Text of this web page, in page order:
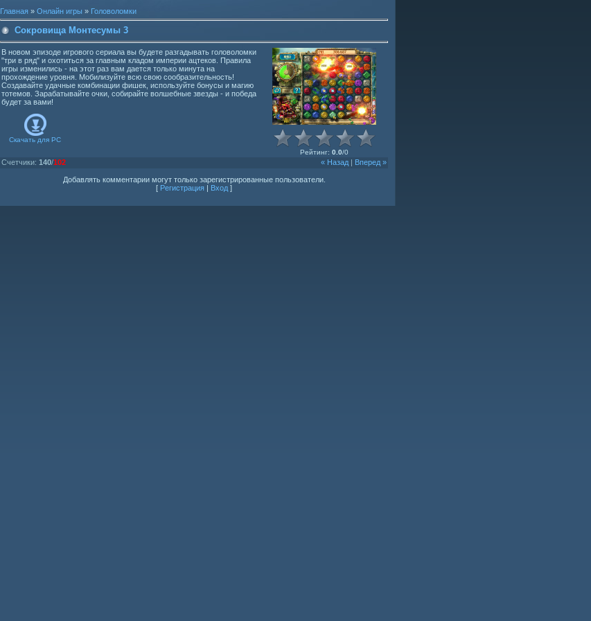
Главная » Онлайн игры » Головоломки
Сокровища Монтесумы 3
В новом эпизоде игрового сериала вы будете разгадывать головоломки
"три в ряд" и охотиться за главным кладом империи ацтеков. Правила
игры изменились - на этот раз вам дается только минута на
прохождение уровня. Мобилизуйте всю свою сообразительность!
Создавайте удачные комбинации фишек, используйте бонусы и магию
тотемов. Зарабатывайте очки, собирайте волшебные звезды - и победа
будет за вами!
Скачать для PC
Рейтинг: 0.0/0
« Назад Вперед »
Счетчики: 140/102
Добавлять комментарии могут только зарегистрированные пользователи.
[ Регистрация Вход ]